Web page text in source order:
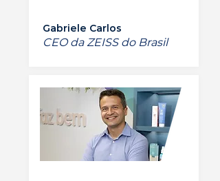
Gabriele Carlos
CEO da ZEISS do Brasil